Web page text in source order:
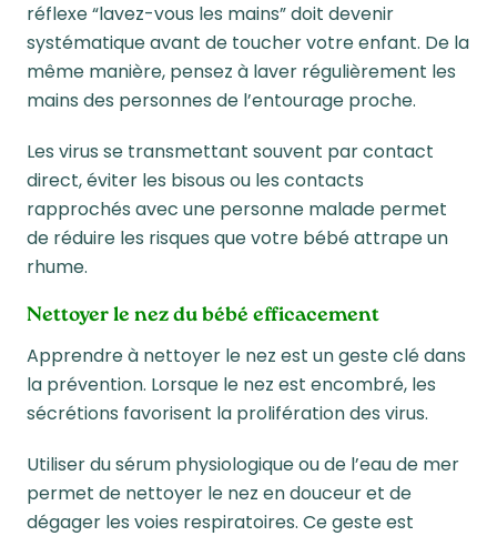
réflexe “lavez-vous les mains” doit devenir
systématique avant de toucher votre enfant. De la
même manière, pensez à laver régulièrement les
mains des personnes de l’entourage proche.
Les virus se transmettant souvent par contact
direct, éviter les bisous ou les contacts
rapprochés avec une personne malade permet
de réduire les risques que votre bébé attrape un
rhume.
Nettoyer le nez du bébé efficacement
Apprendre à nettoyer le nez est un geste clé dans
la prévention. Lorsque le nez est encombré, les
sécrétions favorisent la prolifération des virus.
Utiliser du sérum physiologique ou de l’eau de mer
permet de nettoyer le nez en douceur et de
dégager les voies respiratoires. Ce geste est